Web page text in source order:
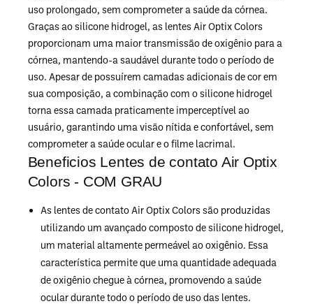
uso prolongado, sem comprometer a saúde da córnea.
Graças ao silicone hidrogel, as lentes Air Optix Colors
proporcionam uma maior transmissão de oxigênio para a
córnea, mantendo-a saudável durante todo o período de
uso. Apesar de possuírem camadas adicionais de cor em
sua composição, a combinação com o silicone hidrogel
torna essa camada praticamente imperceptível ao
usuário, garantindo uma visão nítida e confortável, sem
comprometer a saúde ocular e o filme lacrimal.
Beneficios Lentes de contato Air Optix
Colors - COM GRAU
As lentes de contato Air Optix Colors são produzidas
utilizando um avançado composto de silicone hidrogel,
um material altamente permeável ao oxigênio. Essa
característica permite que uma quantidade adequada
de oxigênio chegue à córnea, promovendo a saúde
ocular durante todo o período de uso das lentes.